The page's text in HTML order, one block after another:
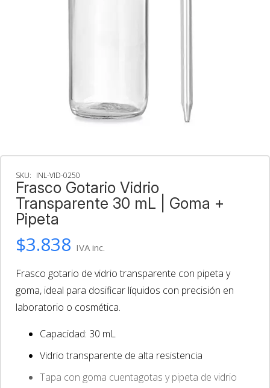
SKU: INL-VID-0250
Frasco Gotario Vidrio
Transparente 30 mL | Goma +
Pipeta
$3.838 IVA inc.
Frasco gotario de vidrio transparente con pipeta y
goma, ideal para dosificar líquidos con precisión en
laboratorio o cosmética.
Capacidad: 30 mL
Vidrio transparente de alta resistencia
Tapa con goma cuentagotas y pipeta de vidrio